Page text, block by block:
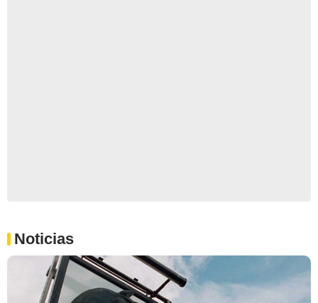
Noticias